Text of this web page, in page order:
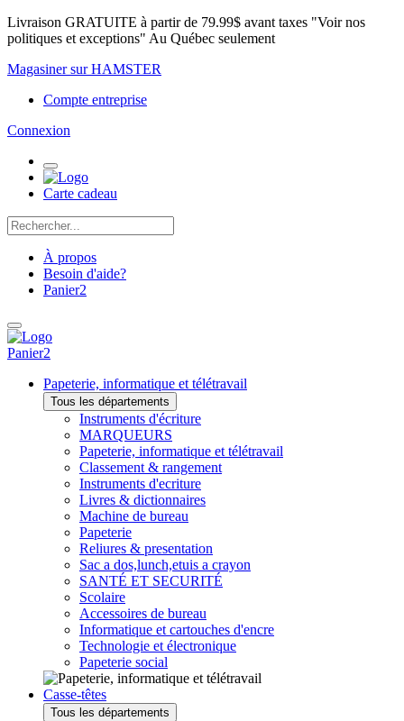
Livraison GRATUITE à partir de 79.99$ avant taxes "Voir nos
politiques et exceptions" Au Québec seulement
Magasiner sur HAMSTER
Compte entreprise
Connexion
Carte cadeau
À propos
Besoin d'aide?
Panier2
Panier2
Papeterie, informatique et télétravail
Tous les départements
Instruments d'écriture
MARQUEURS
Papeterie, informatique et télétravail
Classement & rangement
Instruments d'ecriture
Livres & dictionnaires
Machine de bureau
Papeterie
Reliures & presentation
Sac a dos,lunch,etuis a crayon
SANTÉ ET SECURITÉ
Scolaire
Accessoires de bureau
Informatique et cartouches d'encre
Technologie et électronique
Papeterie social
Casse-têtes
Tous les départements